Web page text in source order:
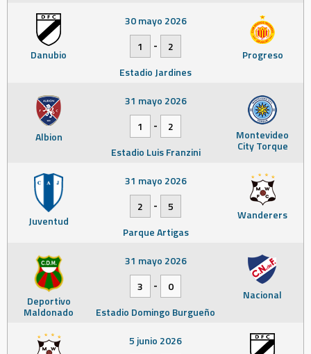
Danubio Progreso
30 mayo 2026
1
-
2
Estadio Jardines
Albion Montevideo
City Torque
31 mayo 2026
1
-
2
Estadio Luis Franzini
Juventud Wanderers
31 mayo 2026
2
-
5
Parque Artigas
Deportivo
Maldonado
Nacional
31 mayo 2026
3
-
0
Estadio Domingo Burgueño
5 junio 2026